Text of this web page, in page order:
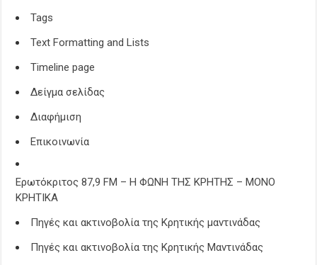
Tags
Text Formatting and Lists
Timeline page
Δείγμα σελίδας
Διαφήμιση
Επικοινωνία
Ερωτόκριτος 87,9 FM – Η ΦΩΝΗ ΤΗΣ ΚΡΗΤΗΣ – ΜΟΝΟ
ΚΡΗΤΙΚΑ
Πηγές και ακτινοβολία της Κρητικής μαντινάδας
Πηγές και ακτινοβολία της Κρητικής Μαντινάδας